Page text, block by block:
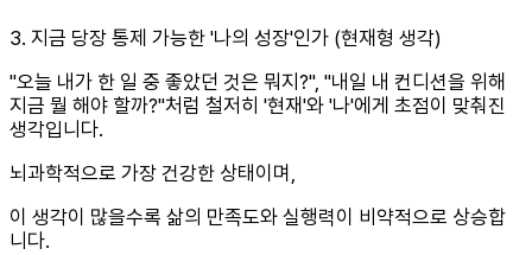
3. 지금 당장 통제 가능한 '나의 성장'인가 (현재형 생각)
"오늘 내가 한 일 중 좋았던 것은 뭐지?", "내일 내 컨디션을 위해
지금 뭘 해야 할까?"처럼 철저히 '현재'와 '나'에게 초점이 맞춰진
생각입니다.
뇌과학적으로 가장 건강한 상태이며,
이 생각이 많을수록 삶의 만족도와 실행력이 비약적으로 상승합
니다.